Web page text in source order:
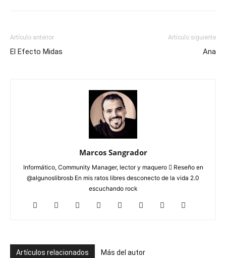
Artículo anterior
El Efecto Midas
Artículo siguiente
Ana
Marcos Sangrador
Informático, Community Manager, lector y maquero  Reseño en
@algunoslibrosb En mis ratos libres desconecto de la vida 2.0
escuchando rock
Artículos relacionados Más del autor